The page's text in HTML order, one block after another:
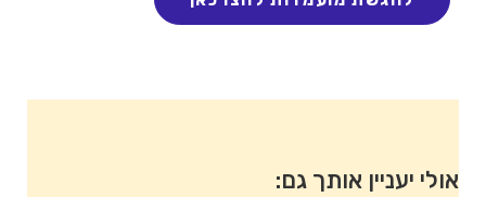
אולי יעניין אותך גם: